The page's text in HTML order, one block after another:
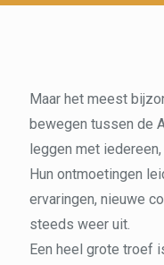
Maar het meest
bewegen tussen de
leggen met
Hun ontmoetingen
ervaringen, nieuwe
steeds weer uit.
Een heel grote troef